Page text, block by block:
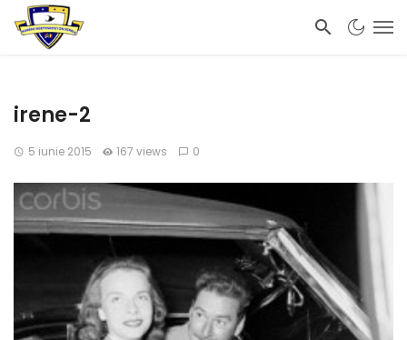
irene-2
5 iunie 2015 167 views 0